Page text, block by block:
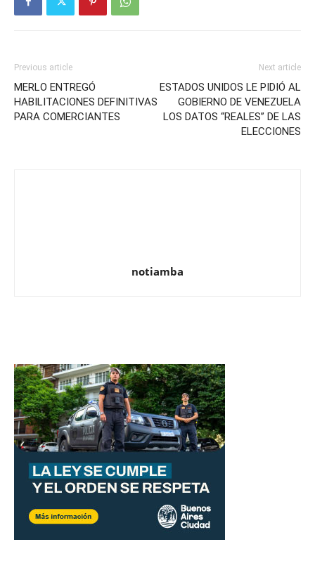
Previous article
MERLO ENTREGÓ
HABILITACIONES DEFINITIVAS
PARA COMERCIANTES
Next article
ESTADOS UNIDOS LE PIDIÓ AL
GOBIERNO DE VENEZUELA
LOS DATOS “REALES” DE LAS
ELECCIONES
notiamba